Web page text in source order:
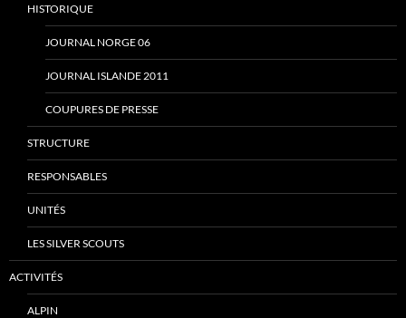
HISTORIQUE
JOURNAL NORGE 06
JOURNAL ISLANDE 2011
COUPURES DE PRESSE
STRUCTURE
RESPONSABLES
UNITÉS
LES SILVER SCOUTS
ACTIVITÉS
ALPIN